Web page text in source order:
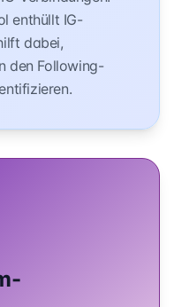
enthüllt IG-
dabei,
den Following-